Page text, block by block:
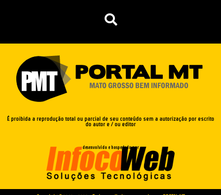
É proibida a reprodução total ou parcial de seu conteúdo sem a autorização por escrito
do autor e / ou editor
desenvolvido e hospedado por